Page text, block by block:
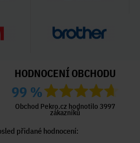
HODNOCENÍ OBCHODU
99 %
Obchod Pekro.cz hodnotilo 3997
zákazníků
přidané hodnocení: